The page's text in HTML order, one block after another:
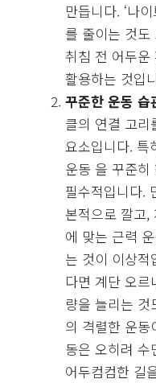
만듭니다. ‘나
를 줄이는 것도
취침 전 어두운
활용하는 것입
꾸준한 운동 습
클의 연결 고
요소입니다. 특
운동 을 꾸준히
필수적입니다.
본적으로 깔고,
에 맞는 근력
는 것이 이상적
다면 계단 오
량을 늘리는 것
의 격렬한 운
동은 오히려 수
어두컴컴한 길